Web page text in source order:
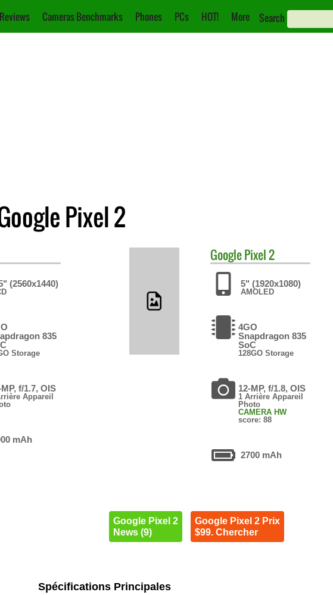
Reviews Cameras Benchmarks Phones PCs HOT! More Search
Pixel 2
(2560x1440)
835
Storage
MP, f/1.7, OIS
Appareil
mAh
GooglePixel 2
5" (1920x1080)
AMOLED
4GO
Snapdragon 835
SoC
128GO Storage
12-MP, f/1.8, OIS
1 Arrière Appareil
Photo
CAMERA HW
score: 88
2700 mAh
Google Pixel 2
News (9)
Google Pixel 2 Prix
$99. Chercher
Spécifications Principales